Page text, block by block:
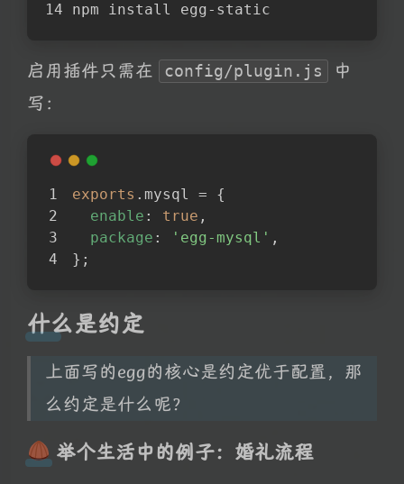
npm install egg-static
启用插件只需在 config/plugin.js
中
写：
exports .mysql = {
enable : true ,
package : 'egg-mysql' ,
};
什么是约定
上面写的egg的核心是约定优于配置，那
么约定是什么呢？
举个生活中的例子：婚礼流程